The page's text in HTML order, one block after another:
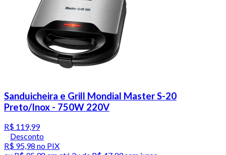
Sanduicheira e Grill Mondial Master S-20
Preto/Inox - 750W 220V
R$ 119,99
Desconto
R$ 95,98 no PIX